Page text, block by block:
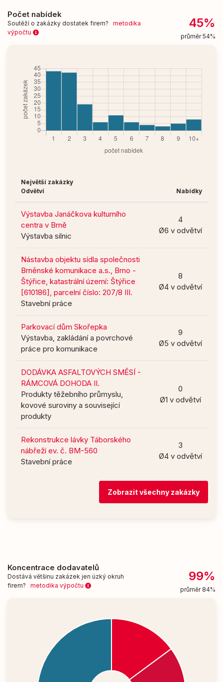
Počet nabídek
Soutěží o zakázky dostatek firem? metodika
výpočtu
45%
průměr 54%
Největší zakázky
Odvětví
Nabídky
Výstavba Janáčkova kulturního
centra v Brně
Výstavba silnic
4
Ø6 v odvětví
Nástavba objektu sídla společnosti
Brněnské komunikace a.s., Brno -
Štýřice, katastrální území: Štýřice
[610186], parcelní číslo: 207/8 III.
Stavební práce
8
Ø4 v odvětví
Parkovací dům Skořepka
Výstavba, zakládání a povrchové
práce pro komunikace
9
Ø5 v odvětví
DODÁVKA ASFALTOVÝCH SMĚSÍ -
RÁMCOVÁ DOHODA II.
Produkty těžebního průmyslu,
kovové suroviny a související
produkty
0
Ø1 v odvětví
Rekonstrukce lávky Táborského
nábřeží ev. č. BM-560
Stavební práce
3
Ø4 v odvětví
Zobrazit všechny zakázky
Koncentrace dodavatelů
Dostává většinu zakázek jen úzký okruh
firem? metodika výpočtu
99%
průměr 84%